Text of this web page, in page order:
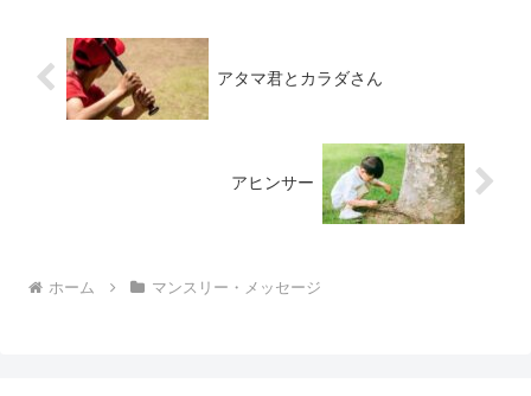
アタマ君とカラダさん
アヒンサー
ホーム マンスリー・メッセージ